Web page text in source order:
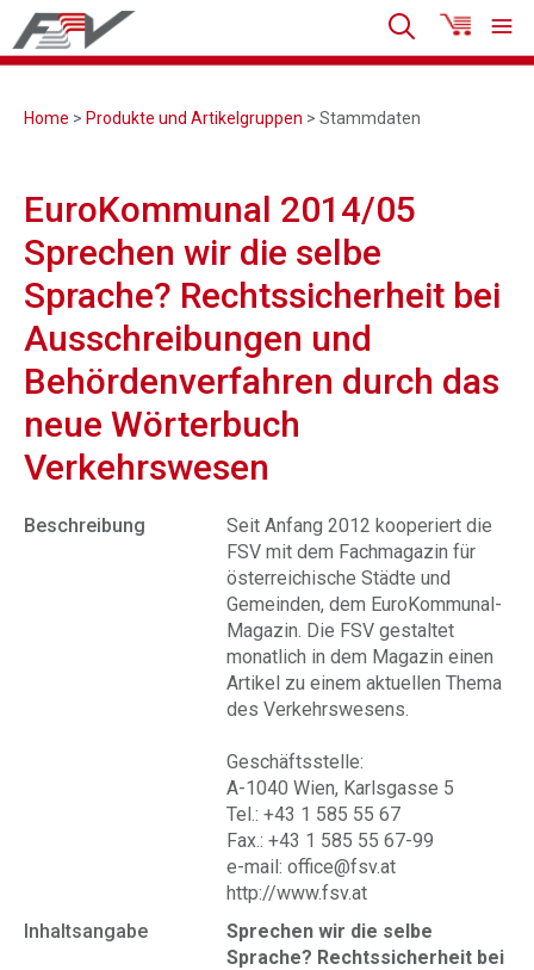
Home > Produkte und Artikelgruppen > Stammdaten
EuroKommunal 2014/05
Sprechen wir die selbe
Sprache? Rechtssicherheit bei
Ausschreibungen und
Behördenverfahren durch das
neue Wörterbuch
Verkehrswesen
Beschreibung
Seit Anfang 2012 kooperiert die
FSV mit dem Fachmagazin für
österreichische Städte und
Gemeinden, dem EuroKommunal-
Magazin. Die FSV gestaltet
monatlich in dem Magazin einen
Artikel zu einem aktuellen Thema
des Verkehrswesens.
Geschäftsstelle:
A-1040 Wien, Karlsgasse 5
Tel.: +43 1 585 55 67
Fax.: +43 1 585 55 67-99
e-mail: office@fsv.at
http://www.fsv.at
Inhaltsangabe
Sprechen wir die selbe
Sprache? Rechtssicherheit bei